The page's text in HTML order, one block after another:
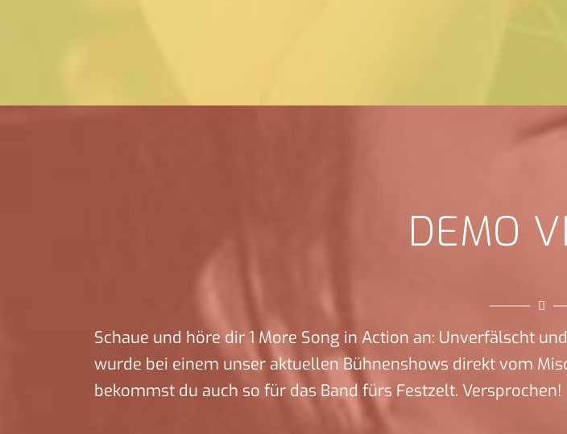
DEMO
Schaue und höre dir 1 More Song in Action an: Unverfälscht
wurde bei einem unser aktuellen Bühnenshows direkt vom
bekommst du auch so für das Band fürs Festzelt. Versprochen!